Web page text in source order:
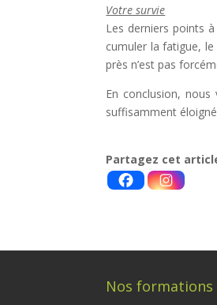
Votre survie
Les derniers points
cumuler la fatigue,
près n’est pas
En conclusion,
suffisamment
Partagez cet
Nos formations